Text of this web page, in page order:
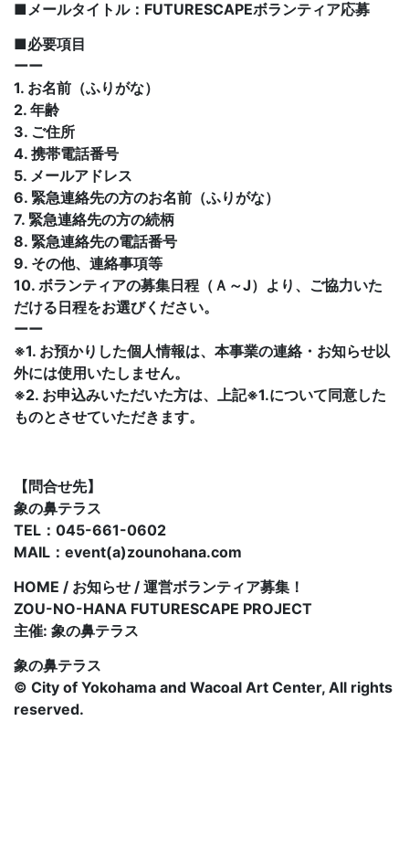
■メールタイトル：FUTURESCAPEボランティア応募
■必要項目
ーー
1. お名前（ふりがな）
2. 年齢
3. ご住所
4. 携帯電話番号
5. メールアドレス
6. 緊急連絡先の方のお名前（ふりがな）
7. 緊急連絡先の方の続柄
8. 緊急連絡先の電話番号
9. その他、連絡事項等
10. ボランティアの募集日程（Ａ～J）より、ご協力いた
だける日程をお選びください。
ーー
※1. お預かりした個人情報は、本事業の連絡・お知らせ以
外には使用いたしません。
※2. お申込みいただいた方は、上記※1.について同意した
ものとさせていただきます。
【問合せ先】
象の鼻テラス
TEL：045-661-0602
MAIL：event(a)zounohana.com
HOME / お知らせ / 運営ボランティア募集！
ZOU-NO-HANA FUTURESCAPE PROJECT
主催: 象の鼻テラス
象の鼻テラス
© City of Yokohama and Wacoal Art Center, All rights
reserved.